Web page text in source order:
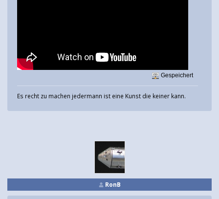
Gespeichert
Es recht zu machen jedermann ist eine Kunst die keiner kann.
RonB